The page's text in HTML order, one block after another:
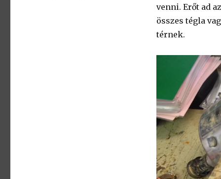
venni. Erőt ad
összes tégla
térnek.